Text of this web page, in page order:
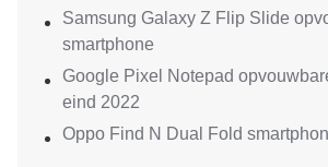
Samsung Galaxy Z Flip Slide
smartphone
Google Pixel Notepad
eind 2022
Oppo Find N Dual Fold